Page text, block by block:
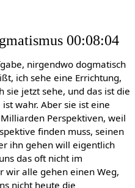
00:08:04
nirgendwo dogmatisch
ich sehe eine Errichtung,
sie jetzt sehe, und das ist die
wahr. Aber sie ist eine
Perspektiven, weil
finden muss, seinen
ihn gehen will eigentlich
das oft nicht im
wir alle gehen einen Weg,
nicht heute die